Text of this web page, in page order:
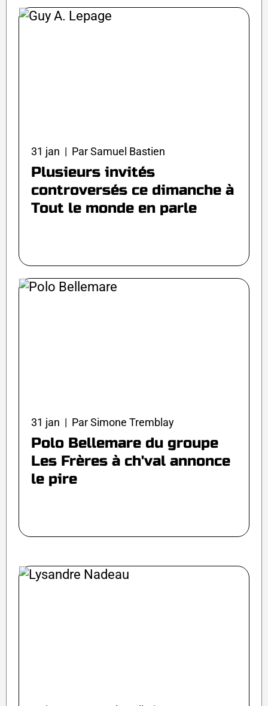
31 jan | Par Samuel Bastien
Plusieurs invités
controversés ce dimanche à
Tout le monde en parle
31 jan | Par Simone Tremblay
Polo Bellemare du groupe
Les Frères à ch'val annonce
le pire